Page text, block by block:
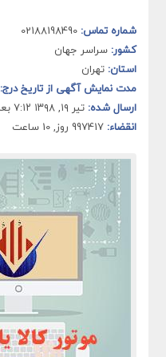
شماره تماس: 02188198490
کشور: سراسر جهان
استان: تهران
مدت نمایش آگهی از تاریخ درج:
ارسال شده: تیر ۱۹, ۱۳۹۸ ۷:۱۲ بعد از ظهر
انقضاء: 997417 روز, 10 ساعت